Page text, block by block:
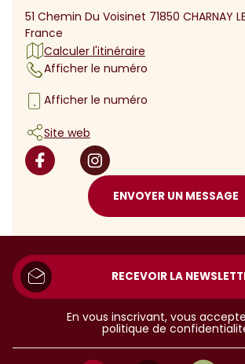
51 Chemin Du Voisinet 71850 CHARNAY
France
Calculer l'itinéraire
Afficher le numéro
Afficher le numéro
Site web
ENVOYER UN MESSAGE
RECEVOIR LA
En vous inscrivant, vous
politique de